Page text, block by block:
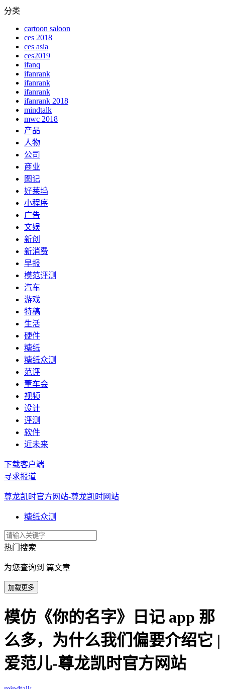
分类
cartoon saloon
ces 2018
ces asia
ces2019
ifanq
ifanrank
ifanrank
ifanrank
ifanrank 2018
mindtalk
mwc 2018
产品
人物
公司
商业
图记
好莱坞
小程序
广告
文娱
新创
新消费
早报
模范评测
汽车
游戏
特稿
生活
硬件
糖纸
糖纸众测
范评
董车会
视频
设计
评测
软件
近未来
下载客户端
寻求报道
尊龙凯时官方网站-尊龙凯时网站
糖纸众测
热门搜索
为您查询到 篇文章
加载更多
模仿《你的名字》日记 app 那
么多，为什么我们偏要介绍它 |
爱范儿-尊龙凯时官方网站